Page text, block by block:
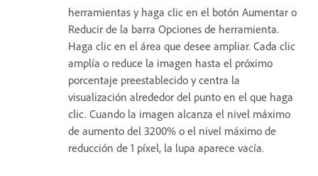
herramientas y haga clic en el botón Aumentar o
Reducir de la barra Opciones de herramienta.
Haga clic en el área que desee ampliar. Cada clic
amplía o reduce la imagen hasta el próximo
porcentaje preestablecido y centra la
visualización alrededor del punto en el que haga
clic. Cuando la imagen alcanza el nivel máximo
de aumento del 3200% o el nivel máximo de
reducción de 1 píxel, la lupa aparece vacía.